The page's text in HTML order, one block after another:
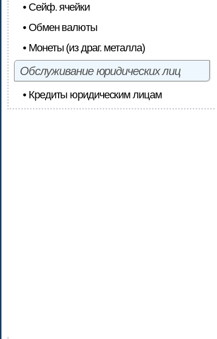
• Сейф. ячейки
• Обмен валюты
• Монеты (из драг. металла)
Обслуживание юридических лиц
• Кредиты юридическим лицам